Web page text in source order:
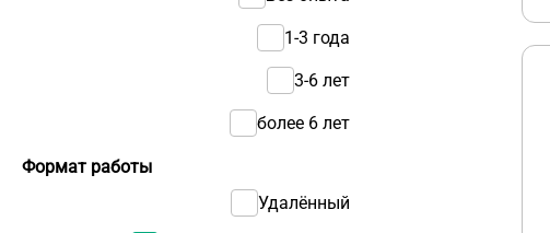
1-3 года
3-6 лет
более 6 лет
Формат работы
Удалённый